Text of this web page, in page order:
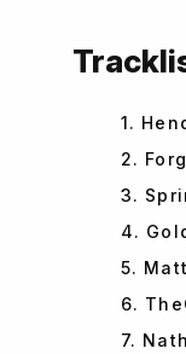
1.
2.
3.
4.
5.
6.
7.